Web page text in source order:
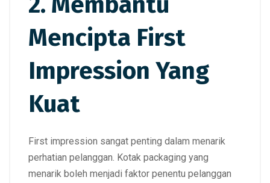
Mencipta First
Impression Yang
Kuat
First impression sangat penting dalam menarik
perhatian pelanggan. Kotak packaging yang
menarik boleh menjadi faktor penentu pelanggan